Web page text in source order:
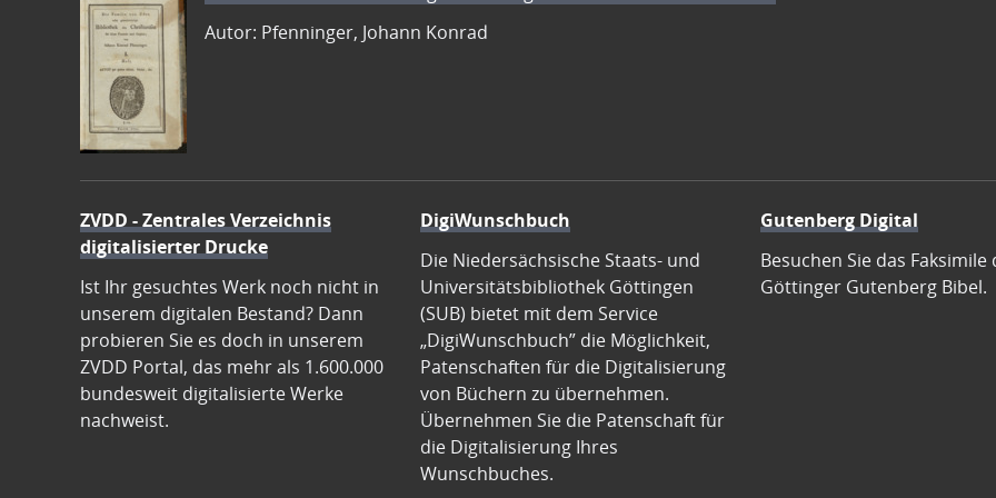
Autor: Pfenninger, Johann Konrad
ZVDD - Zentrales Verzeichnis
digitalisierter Drucke
Ist Ihr gesuchtes Werk noch nicht in
unserem digitalen Bestand? Dann
probieren Sie es doch in unserem
ZVDD Portal, das mehr als 1.600.000
bundesweit digitalisierte Werke
nachweist.
DigiWunschbuch
Die Niedersächsische Staats- und
Universitätsbibliothek Göttingen
(SUB) bietet mit dem Service
„DigiWunschbuch” die Möglichkeit,
Patenschaften für die Digitalisierung
von Büchern zu übernehmen.
Übernehmen Sie die Patenschaft für
die Digitalisierung Ihres
Wunschbuches.
Gutenberg Digital
Besuchen Sie das Faksimile
Göttinger Gutenberg Bibel.